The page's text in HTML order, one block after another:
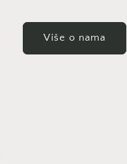
Više o nama